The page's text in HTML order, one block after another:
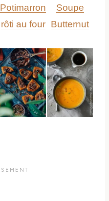
Potimarron
rôti au four
Soupe
Butternut